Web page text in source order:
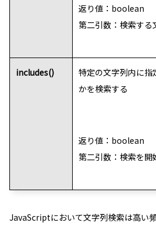
返り値：boolean
第二引数：検索する
includes()
特定の文字列内に指
かを検索する
返り値：boolean
第二引数：検索を開
JavaScriptにおいて文字列検索は高い